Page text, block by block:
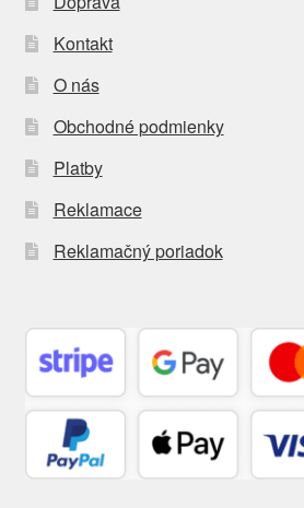
Kontakt
O nás
Obchodné podmienky
Platby
Reklamace
Reklamačný poriadok